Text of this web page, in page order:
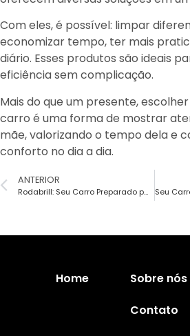
Com eles, é possível: limpar
economizar tempo, ter mais
diário. Esses produtos são ideais
eficiência sem complicação.
Mais do que um presente,
carro é uma forma de mostrar
mãe, valorizando o tempo dela e
conforto no dia a dia.
ANTERIOR
Rodabrill: Seu Carro Preparado para Qualquer Estação
Home Sobre nós
Contato